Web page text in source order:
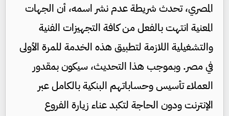
المصري، تحدث شريطة عدم نشر اسمه، أن الجهات
المعنية انتهت بالفعل من كافة التجهيزات الفنية
والتشغيلية اللازمة لتطبيق هذه الخدمة للمرة الأولى
في مصر. وبموجب هذا التحديث، سيكون بمقدور
العملاء تأسيس وحساباتهم البنكية بالكامل عبر
الإنترنت ودون الحاجة لتكبد عناء زيارة الفروع